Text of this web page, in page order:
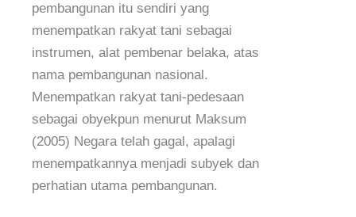
pembangunan itu sendiri yang
menempatkan rakyat tani sebagai
instrumen, alat pembenar belaka, atas
nama pembangunan nasional.
Menempatkan rakyat tani-pedesaan
sebagai obyekpun menurut Maksum
(2005) Negara telah gagal, apalagi
menempatkannya menjadi subyek dan
perhatian utama pembangunan.